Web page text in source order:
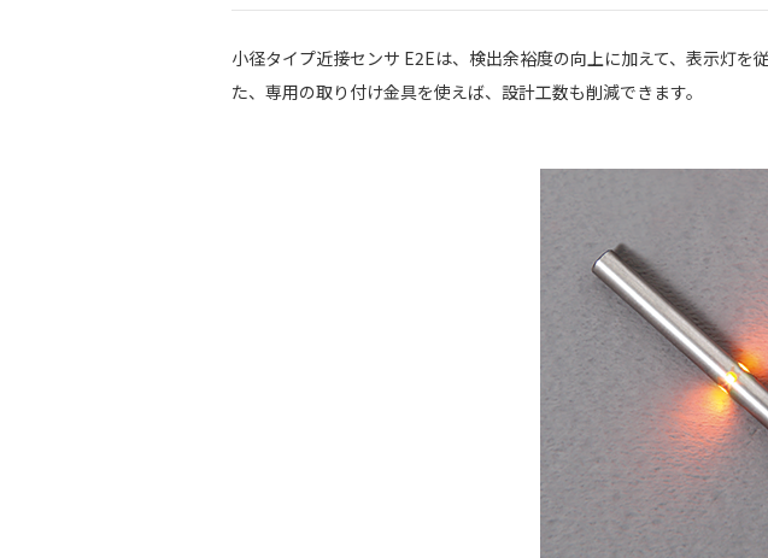
小径タイプ近接センサ E2Eは、検出余裕度の向上に加えて、表示灯
た、専用の取り付け金具を使えば、設計工数も削減できます。